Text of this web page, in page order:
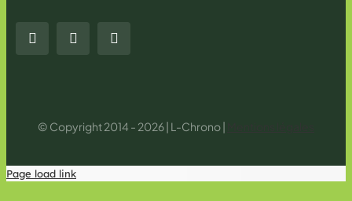
© Copyright 2014 - 2026 | L-Chrono |
Page load link